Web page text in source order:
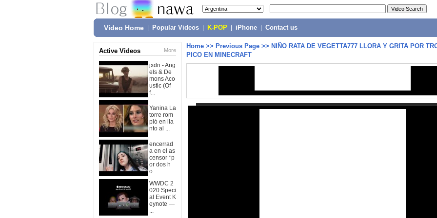
Video Home Popular Videos K-POP iPhone Contact us
Active Videos More
jxdn - Ang
els & De
mons Aco
ustic (Of
f...
Yanina La
torre rom
pió en lla
nto al ...
encerrad
a en el as
censor *p
or dos h
o...
WWDC 2
020 Speci
al Event K
eynote —
...
Home >> Previous Page >> NIÑO RATA DE VEGETTA777 LLORA Y GRITA POR
PICO EN MINECRAFT